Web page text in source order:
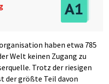
haben etwa 785
Welt keinen Zugang zu
Trotz der riesigen
der größte Teil davon